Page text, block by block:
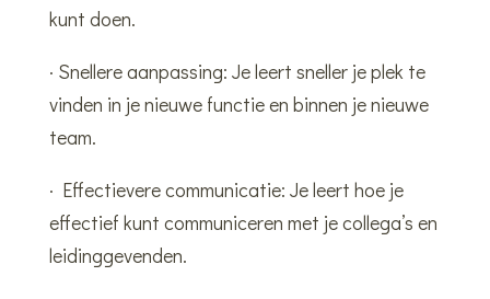
kunt doen.
· Snellere aanpassing: Je leert sneller je plek te
vinden in je nieuwe functie en binnen je nieuwe
team.
· Effectievere communicatie: Je leert hoe je
effectief kunt communiceren met je collega’s en
leidinggevenden.